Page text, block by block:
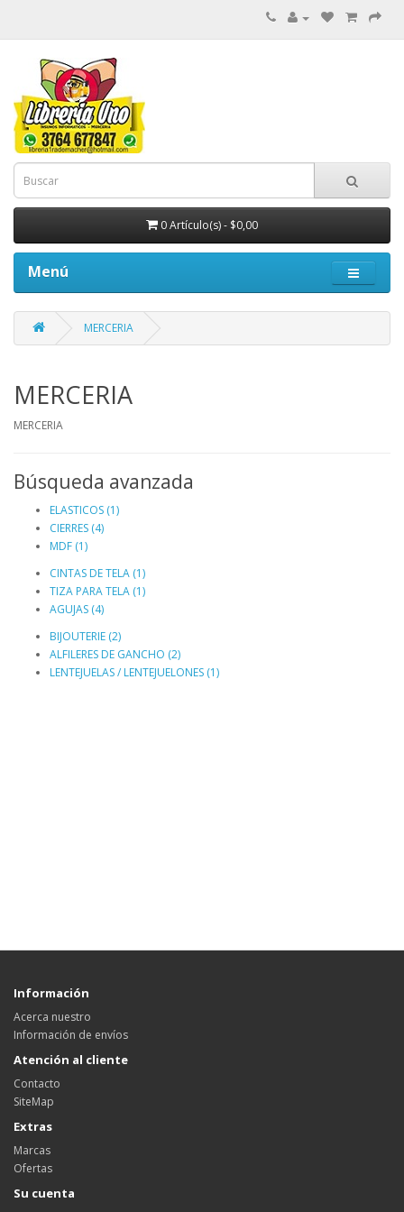
0 Artículo(s) - $0,00
Menú
MERCERIA
MERCERIA
MERCERIA
Búsqueda avanzada
ELASTICOS (1)
CIERRES (4)
MDF (1)
CINTAS DE TELA (1)
TIZA PARA TELA (1)
AGUJAS (4)
BIJOUTERIE (2)
ALFILERES DE GANCHO (2)
LENTEJUELAS / LENTEJUELONES (1)
Información
Acerca nuestro
Información de envíos
Atención al cliente
Contacto
SiteMap
Extras
Marcas
Ofertas
Su cuenta